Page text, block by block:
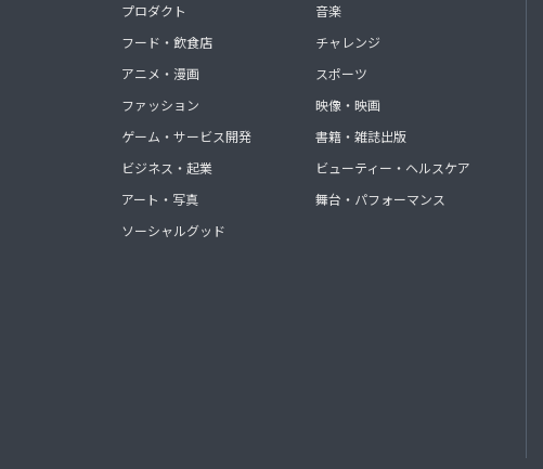
プロダクト
フード・飲食店
アニメ・漫画
ファッション
ゲーム・サービス開発
ビジネス・起業
アート・写真
ソーシャルグッド
音楽
チャレンジ
スポーツ
映像・映画
書籍・雑誌出版
ビューティー・ヘルスケア
舞台・パフォーマンス